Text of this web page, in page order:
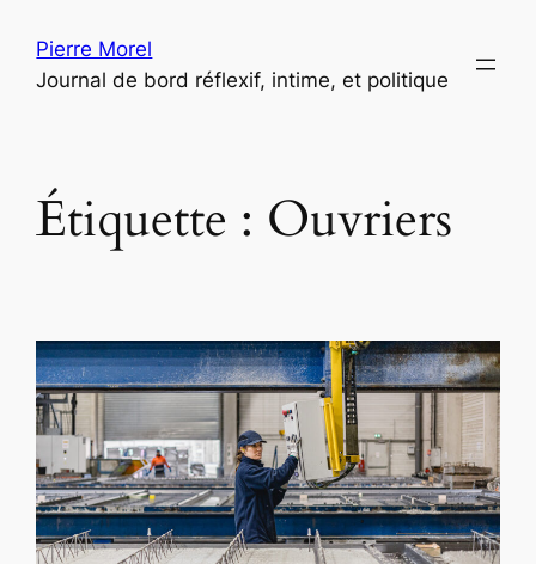
contenu
Pierre Morel
Journal de bord réflexif, intime, et politique
Étiquette : Ouvriers